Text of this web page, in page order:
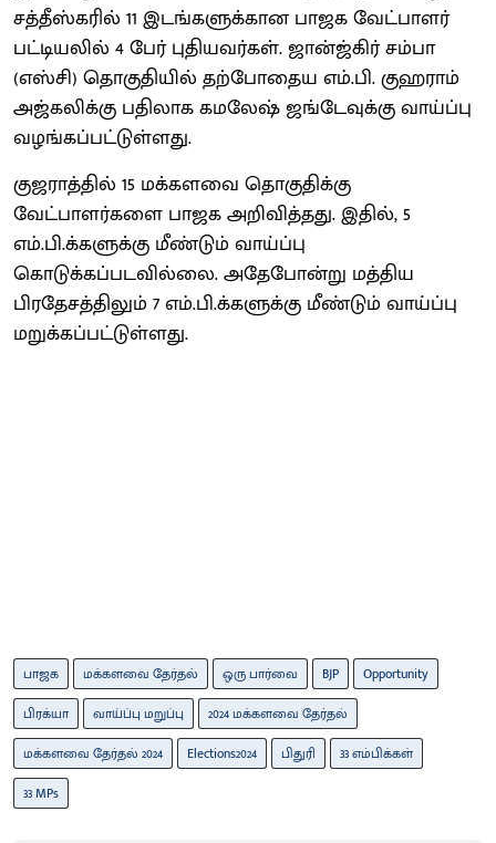
சத்தீஸ்கரில் 11 இடங்களுக்கான பாஜக வேட்பாளர்
பட்டியலில் 4 பேர் புதியவர்கள். ஜான்ஜ்கிர் சம்பா
(எஸ்சி) தொகுதியில் தற்போதைய எம்.பி. குஹராம்
அஜ்கலிக்கு பதிலாக கமலேஷ் ஜங்டேவுக்கு வாய்ப்பு
வழங்கப்பட்டுள்ளது.
குஜராத்தில் 15 மக்களவை தொகுதிக்கு
வேட்பாளர்களை பாஜக அறிவித்தது. இதில், 5
எம்.பி.க்களுக்கு மீண்டும் வாய்ப்பு
கொடுக்கப்படவில்லை. அதேபோன்று மத்திய
பிரதேசத்திலும் 7 எம்.பி.க்களுக்கு மீண்டும் வாய்ப்பு
மறுக்கப்பட்டுள்ளது.
பாஜக மக்களவை தேர்தல் ஒரு பார்வை BJP
Opportunity
பிரக்யா
வாய்ப்பு மறுப்பு
2024 மக்களவை தேர்தல்
மக்களவை தேர்தல் 2024
Elections2024 பிதுரி
33 எம்பிக்கள்
33 MPs